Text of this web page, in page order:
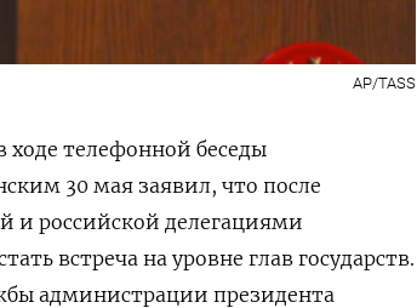
AP/TASS
телефонной беседы
30 мая заявил, что после
и российской делегациями
встреча на уровне глав государств.
администрации президента